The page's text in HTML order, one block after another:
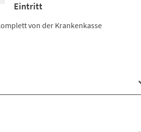
Eintritt
von der Krankenkasse